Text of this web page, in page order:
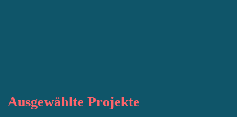
Ausgewählte Projekte